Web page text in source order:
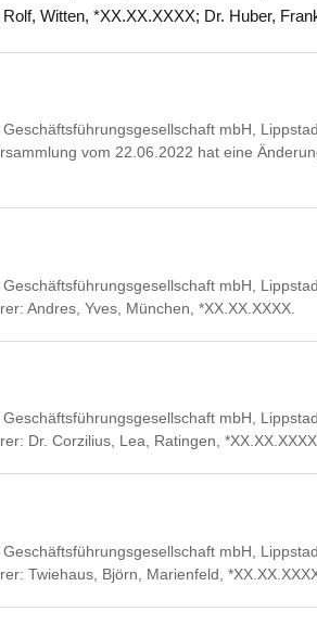
Witten, *XX.XX.XXXX; Dr. Huber,
mbH,
vom 22.06.2022 hat eine
mbH,
Andres, Yves, München, *XX.XX.XXXX.
mbH,
Dr. Corzilius, Lea, Ratingen, *XX.XX.XXXX.
mbH,
Twiehaus, Björn, Marienfeld,